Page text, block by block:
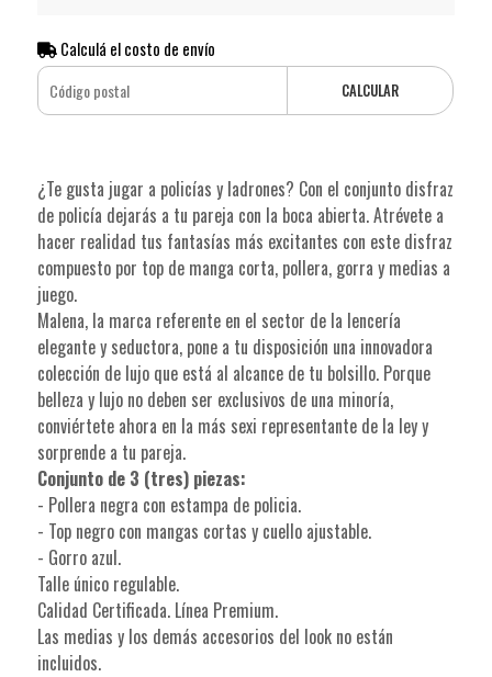
Calculá el costo de envío
CALCULAR
¿Te gusta jugar a policías y ladrones? Con el conjunto disfraz
de policía dejarás a tu pareja con la boca abierta. Atrévete a
hacer realidad tus fantasías más excitantes con este disfraz
compuesto por top de manga corta, pollera, gorra y medias a
juego.
Malena, la marca referente en el sector de la lencería
elegante y seductora, pone a tu disposición una innovadora
colección de lujo que está al alcance de tu bolsillo. Porque
belleza y lujo no deben ser exclusivos de una minoría,
conviértete ahora en la más sexi representante de la ley y
sorprende a tu pareja.
Conjunto de 3 (tres) piezas:
- Pollera negra con estampa de policia.
- Top negro con mangas cortas y cuello ajustable.
- Gorro azul.
Talle único regulable.
Calidad Certificada. Línea Premium.
Las medias y los demás accesorios del look no están
incluidos.